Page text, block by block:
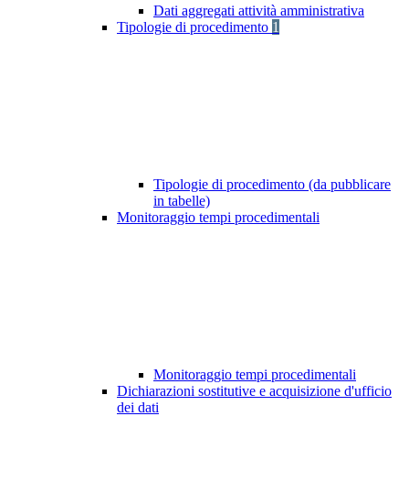
Dati aggregati attività amministrativa
Tipologie di procedimento 1
Tipologie di procedimento (da pubblicare
in tabelle)
Monitoraggio tempi procedimentali
Monitoraggio tempi procedimentali
Dichiarazioni sostitutive e acquisizione d'ufficio
dei dati